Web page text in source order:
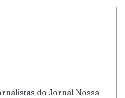
do Jornal Nossa